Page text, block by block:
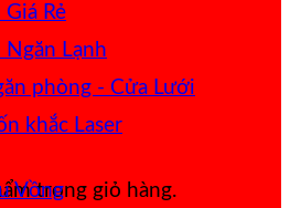
trong giỏ hàng.
Giá Rẻ
Ngăn Lạnh
phòng - Cửa Lưới
khắc Laser
Vồng